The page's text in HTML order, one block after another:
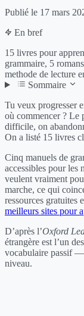
Publié le 17 mars
En bref
15 livres pour
grammaire, 5
methode de lecture
Sommaire
Tu veux progresser
où commencer ? Le
difficile, on
On a listé 15 livres
Cinq manuels de
accessibles pour
veulent vraiment
marche, ce qui
ressources gratuites
meilleurs sites pour
D’après l’Oxford
étrangère est l’un
vocabulaire passif —
niveau.